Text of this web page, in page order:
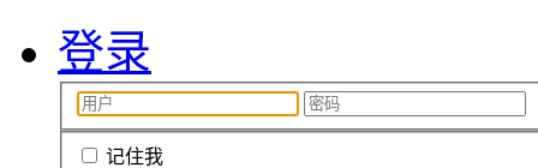
登录
记住我